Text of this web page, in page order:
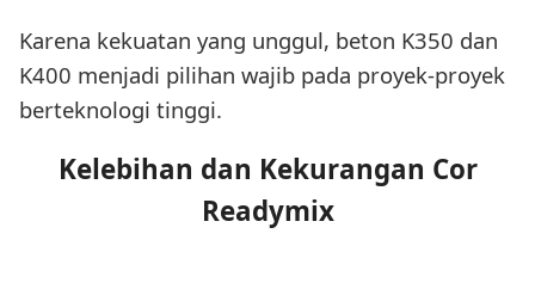
Karena kekuatan yang unggul, beton K350 dan
K400 menjadi pilihan wajib pada proyek-proyek
berteknologi tinggi.
Kelebihan dan Kekurangan Cor
Readymix